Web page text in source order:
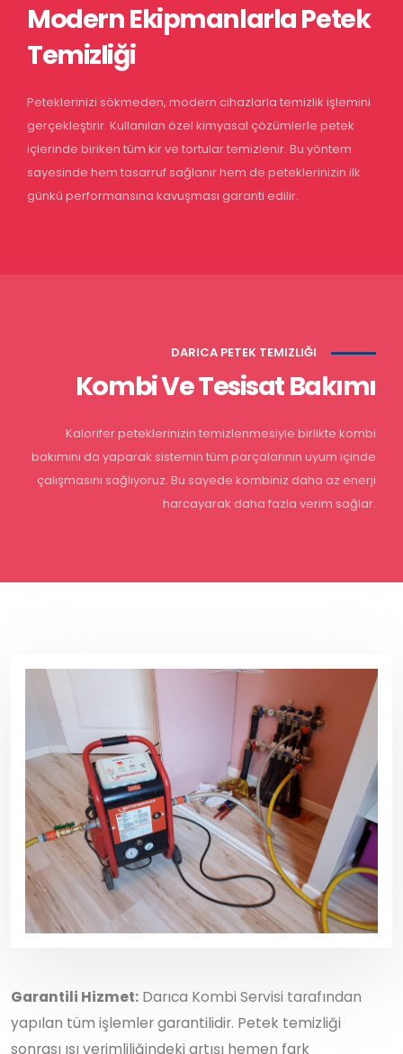
Modern Ekipmanlarla Petek
Temizliği
Peteklerinizi sökmeden, modern cihazlarla temizlik işlemini
gerçekleştirir. Kullanılan özel kimyasal çözümlerle petek
içlerinde biriken tüm kir ve tortular temizlenir. Bu yöntem
sayesinde hem tasarruf sağlanır hem de peteklerinizin ilk
günkü performansına kavuşması garanti edilir.
DARICA PETEK TEMIZLIĞI
Kombi Ve Tesisat Bakımı
Kalorifer peteklerinizin temizlenmesiyle birlikte kombi
bakımını da yaparak sistemin tüm parçalarının uyum içinde
çalışmasını sağlıyoruz. Bu sayede kombiniz daha az enerji
harcayarak daha fazla verim sağlar.
Garantili Hizmet: Darıca Kombi Servisi tarafından
yapılan tüm işlemler garantilidir. Petek temizliği
sonrası ısı verimliliğindeki artışı hemen fark